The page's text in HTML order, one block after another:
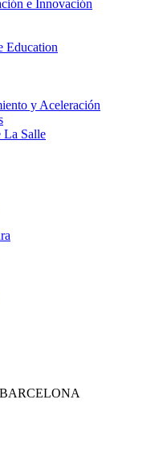
e Innovación
Education
y Aceleración
Salle